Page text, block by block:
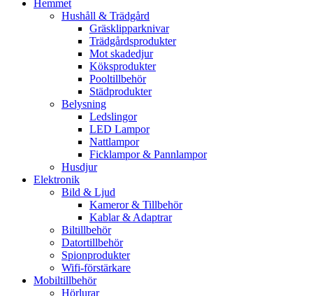
Hemmet
Hushåll & Trädgård
Gräsklipparknivar
Trädgårdsprodukter
Mot skadedjur
Köksprodukter
Pooltillbehör
Städprodukter
Belysning
Ledslingor
LED Lampor
Nattlampor
Ficklampor & Pannlampor
Husdjur
Elektronik
Bild & Ljud
Kameror & Tillbehör
Kablar & Adaptrar
Biltillbehör
Datortillbehör
Spionprodukter
Wifi-förstärkare
Mobiltillbehör
Hörlurar